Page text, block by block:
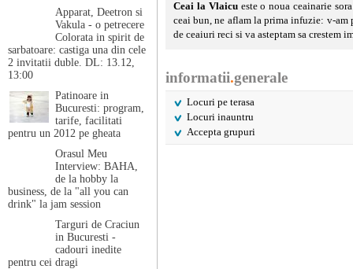
Ceai la Vlaicueste o noua ceainarie
ceai bun, ne aflam la prima infuzie: v-
de ceaiuri reci si va asteptam sa crestem
informatii.generale
Locuri pe terasa
Locuri inauntru
Accepta grupuri
Apparat, Deetron si
Vakula - o petrecere
Colorata in spirit de
sarbatoare: castiga una din cele
2 invitatii duble. DL: 13.12,
13:00
Patinoare in
Bucuresti: program,
tarife, facilitati
pentru un 2012 pe gheata
Orasul Meu
Interview: BAHA,
de la hobby la
business, de la "all you can
drink" la jam session
Targuri de Craciun
in Bucuresti -
cadouri inedite
pentru cei dragi